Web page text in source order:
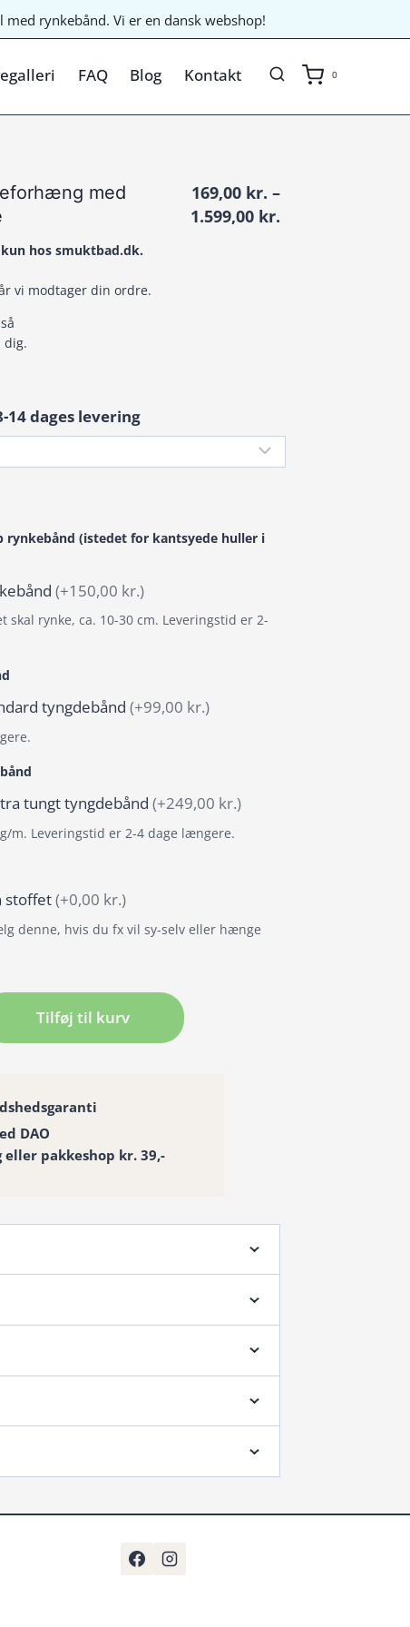
rynkebånd. Vi er en dansk webshop!
FAQ Blog Kontakt 0
med
169,00 kr. –
1.599,00 kr.
hos smuktbad.dk.
vi modtager din ordre.
dig.
14 dages levering
rynkebånd (istedet for kantsyede huller i
(+150,00 kr.)
rynke, ca. 10-30 cm. Leveringstid er 2-
tyngdebånd (+99,00 kr.)
tungt tyngdebånd (+249,00 kr.)
m. Leveringstid er 2-4 dage længere.
stoffet(+0,00 kr.)
denne, hvis du fx vil sy-selv eller hænge
Tilføj til kurv
DAO
pakkeshop kr. 39,-